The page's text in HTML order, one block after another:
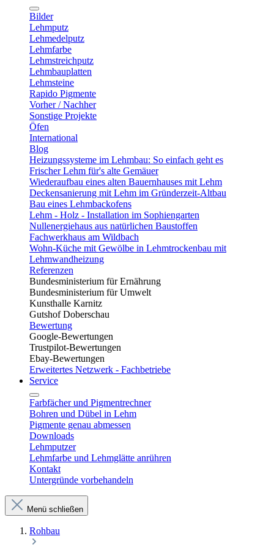
Bilder
Lehmputz
Lehmedelputz
Lehmfarbe
Lehmstreichputz
Lehmbauplatten
Lehmsteine
Rapido Pigmente
Vorher / Nachher
Sonstige Projekte
Öfen
International
Blog
Heizungssysteme im Lehmbau: So einfach geht es
Frischer Lehm für's alte Gemäuer
Wiederaufbau eines alten Bauernhauses mit Lehm
Deckensanierung mit Lehm im Gründerzeit-Altbau
Bau eines Lehmbackofens
Lehm - Holz - Installation im Sophiengarten
Nullenergiehaus aus natürlichen Baustoffen
Fachwerkhaus am Wildbach
Wohn-Küche mit Gewölbe in Lehmtrockenbau mit
Lehmwandheizung
Referenzen
Bundesministerium für Ernährung
Bundesministerium für Umwelt
Kunsthalle Karnitz
Gutshof Doberschau
Bewertung
Google-Bewertungen
Trustpilot-Bewertungen
Ebay-Bewertungen
Erweitertes Netzwerk - Fachbetriebe
Service
Farbfächer und Pigmentrechner
Bohren und Dübel in Lehm​
Pigmente genau abmessen
Downloads
Lehmputzer
Lehmfarbe und Lehmglätte anrühren
Kontakt
Untergründe vorbehandeln
Menü schließen
Rohbau